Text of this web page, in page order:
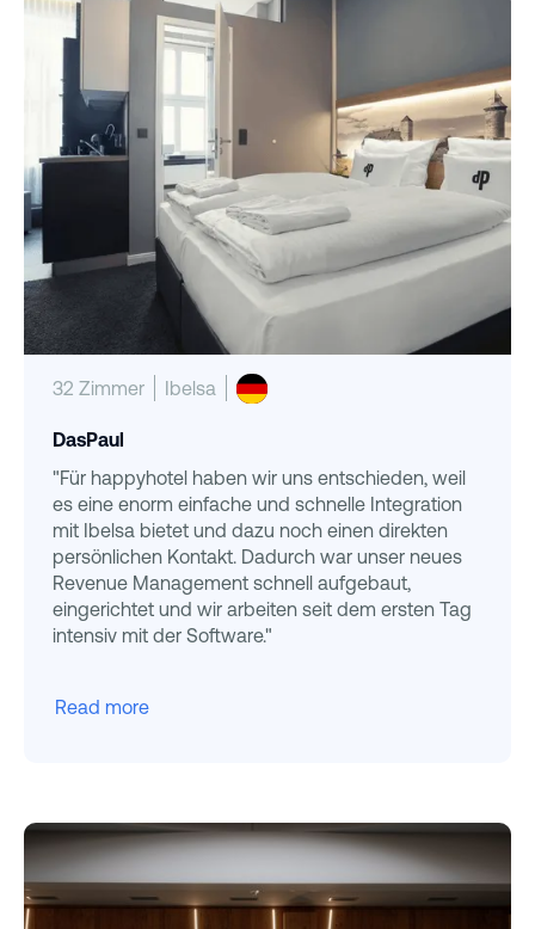
32 Zimmer Ibelsa
DasPaul
"Für happyhotel haben wir uns entschieden, weil
es eine enorm einfache und schnelle Integration
mit Ibelsa bietet und dazu noch einen direkten
persönlichen Kontakt. Dadurch war unser neues
Revenue Management schnell aufgebaut,
eingerichtet und wir arbeiten seit dem ersten Tag
intensiv mit der Software."
Read more